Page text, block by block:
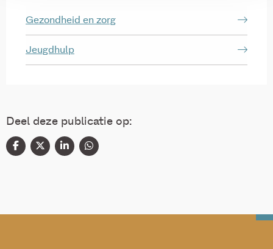
Gezondheid en zorg
Jeugdhulp
Deel deze publicatie op: